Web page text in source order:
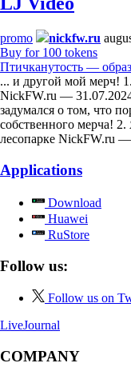
promo nickfw.ru
Buy for 100 tokens
Птичканутость —
... и другой мой мерч!
NickFW.ru —
задумался о том, что
собственного мерча!
лесопарке NickFW.ru
Applications
Download
Huawei
RuStore
Follow us:
Follow us on
LiveJournal
COMPANY